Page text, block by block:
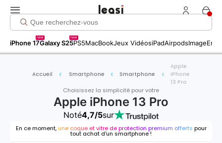
iPhone 17
new
Galaxy S25
new
PS5MacBookJeux VidéosiPadAirpodsImage
Accueil Smartphone Smartphone
Apple
iPhone
13 Pro
Choisissez la simplicité pour votre
Apple iPhone 13 Pro
Noté4,7/5sur
En ce moment, une coque et vitre de protection premium offerts pour
tout achat d'un smartphone !